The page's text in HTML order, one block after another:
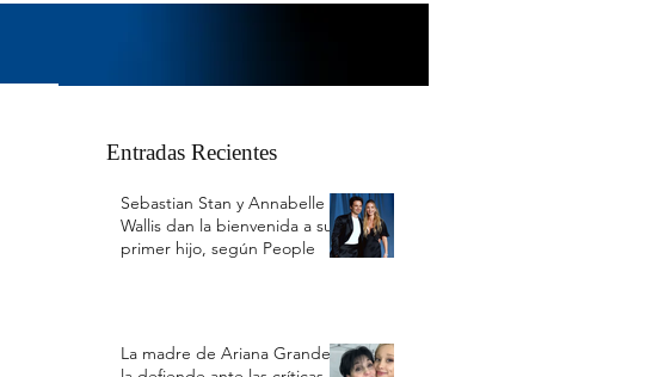
Entradas Recientes
Sebastian Stan y Annabelle
Wallis dan la bienvenida a su
primer hijo, según People
La madre de Ariana Grande